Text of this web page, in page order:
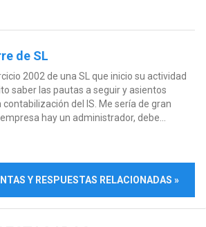
de SL
2002 de una SL que inicio su actividad
saber las pautas a seguir y asientos
del IS. Me sería de gran
hay un administrador, debe...
Y RESPUESTAS RELACIONADAS »